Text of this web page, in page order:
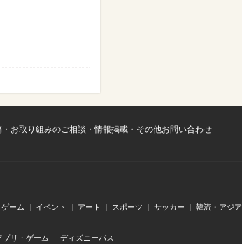
・お取り組みのご相談・情報掲載・その他お問い合わせ
ゲーム イベント アート スポーツ サッカー 韓流・アジア
プリ・ゲーム ディズニーパス